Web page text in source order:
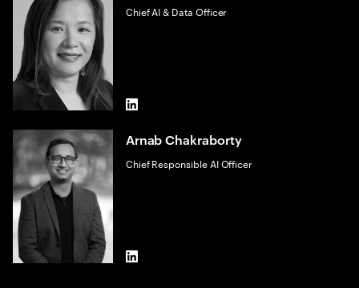
Chief AI & Data Officer
LinkedIn
Arnab Chakraborty
Chief Responsible AI Officer
LinkedIn